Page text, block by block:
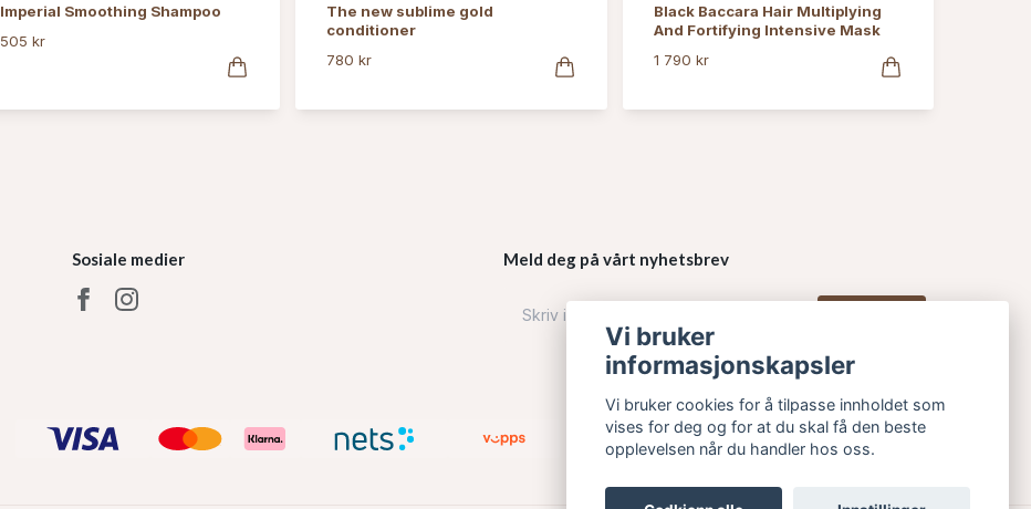
Imperial Smoothing Shampoo
505 kr
The new sublime gold
conditioner
780 kr
Black Baccara Hair Multiplying
And Fortifying Intensive Mask
1 790 kr
Sosiale medier Meld deg på vårt nyhetsbrev
Vi bruker
informasjonskapsler
Vi bruker cookies for å tilpasse innholdet som
vises for deg og for at du skal få den beste
opplevelsen når du handler hos oss.